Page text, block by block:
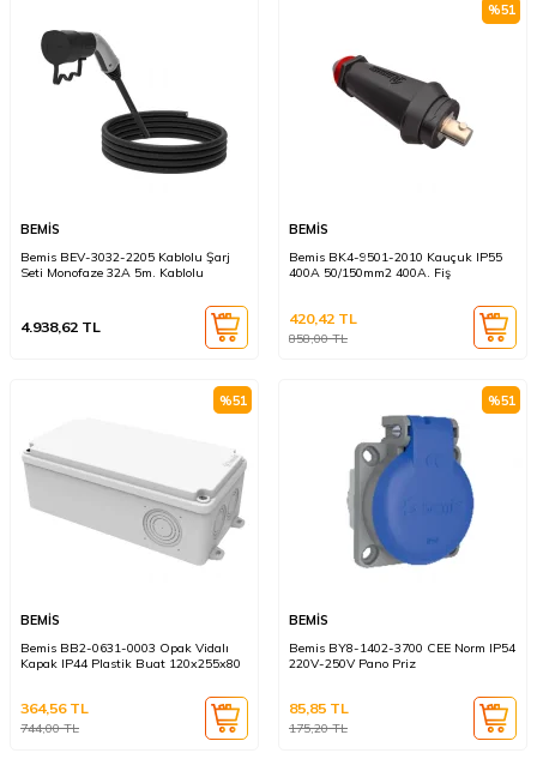
BEMİS
Bemis BEV-3032-2205 Kablolu Şarj
Seti Monofaze 32A 5m. Kablolu
4.938,62 TL
%51
BEMİS
Bemis BK4-9501-2010 Kauçuk IP55
400A 50/150mm2 400A. Fiş
858,00TL
420,42 TL
%51
BEMİS
Bemis BB2-0631-0003 Opak Vidalı
Kapak IP44 Plastik Buat 120x255x80
744,00TL
364,56TL
%51
BEMİS
Bemis BY8-1402-3700 CEE Norm IP54
220V-250V Pano Priz
175,20TL
85,85 TL